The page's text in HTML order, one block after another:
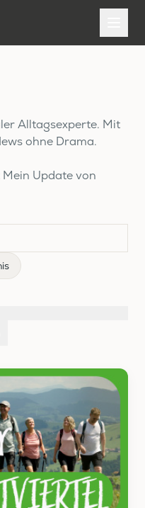
Alltagsexperte. Mit
ohne Drama.
Mein Update von